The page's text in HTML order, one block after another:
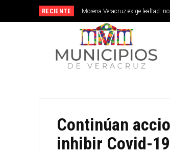
RECIENTE Morena Veracruz exige lealtad:
Continúan
inhibir Covid-